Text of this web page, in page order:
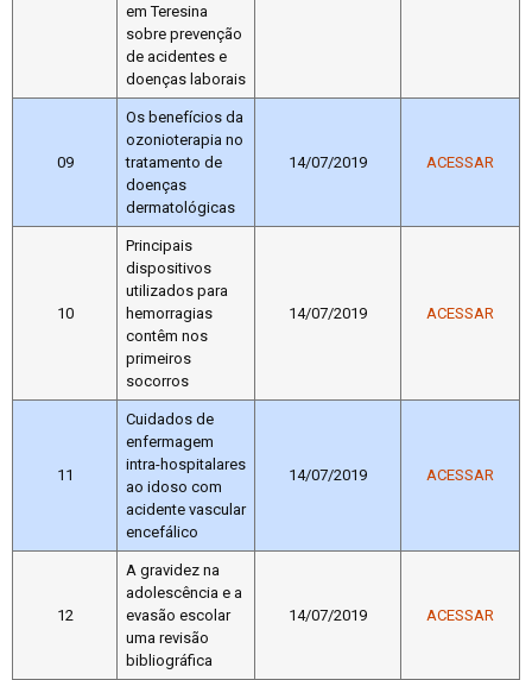
em Teresina
sobre prevenção
de acidentes e
doenças laborais
09
Os benefícios da
ozonioterapia no
tratamento de
doenças
dermatológicas
14/07/2019 ACESSAR
10
Principais
dispositivos
utilizados para
hemorragias
contêm nos
primeiros
socorros
14/07/2019 ACESSAR
11
Cuidados de
enfermagem
intra-hospitalares
ao idoso com
acidente vascular
encefálico
14/07/2019 ACESSAR
12
A gravidez na
adolescência e a
evasão escolar
uma revisão
bibliográfica
14/07/2019 ACESSAR